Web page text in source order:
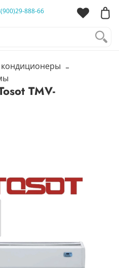
888-66
TMV-